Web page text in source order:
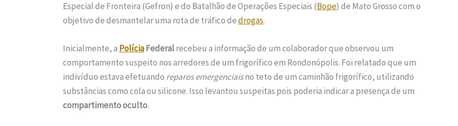
Especial de Fronteira (Gefron) e do Batalhão de Operações Especiais (Bope) de Mato Grosso com o
objetivo de desmantelar uma rota de tráfico dedrogas.
Inicialmente, a PolíciaFederalrecebeu a informação de um colaborador que observou um
comportamento suspeito nos arredores de um frigorífico em Rondonópolis. Foi relatado que um
indivíduo estava efetuando reparos emergenciaisno teto de um caminhão frigorífico, utilizando
substâncias como cola ou silicone. Isso levantou suspeitas pois poderia indicar a presença de um
compartimento oculto.